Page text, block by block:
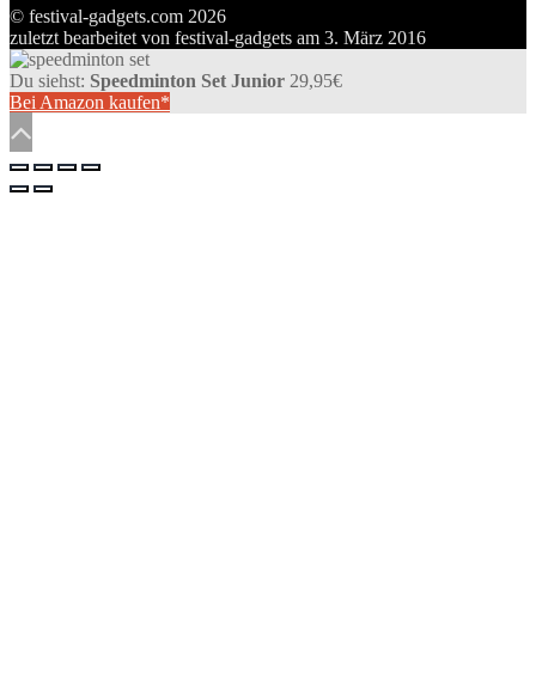
anzeigen
Twitter
anzeigen
auf
Pinterest
anzeigen
© festival-gadgets.com 2026
zuletzt bearbeitet von festival-gadgets am 3. März 2016
Du siehst: Speedminton Set Junior 29,95€
Bei Amazon kaufen*